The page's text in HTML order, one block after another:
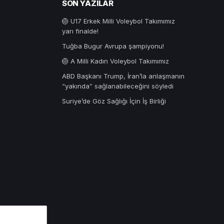
SON YAZILAR
🏐 U17 Erkek Milli Voleybol Takımımız
yarı finalde!
Tuğba Bugur Avrupa şampiyonu!
🏐 A Milli Kadın Voleybol Takımımız
ABD Başkanı Trump, İran’la anlaşmanın
“yakında” sağlanabileceğini söyledi
Suriye’de Göz Sağlığı İçin İş Birliği